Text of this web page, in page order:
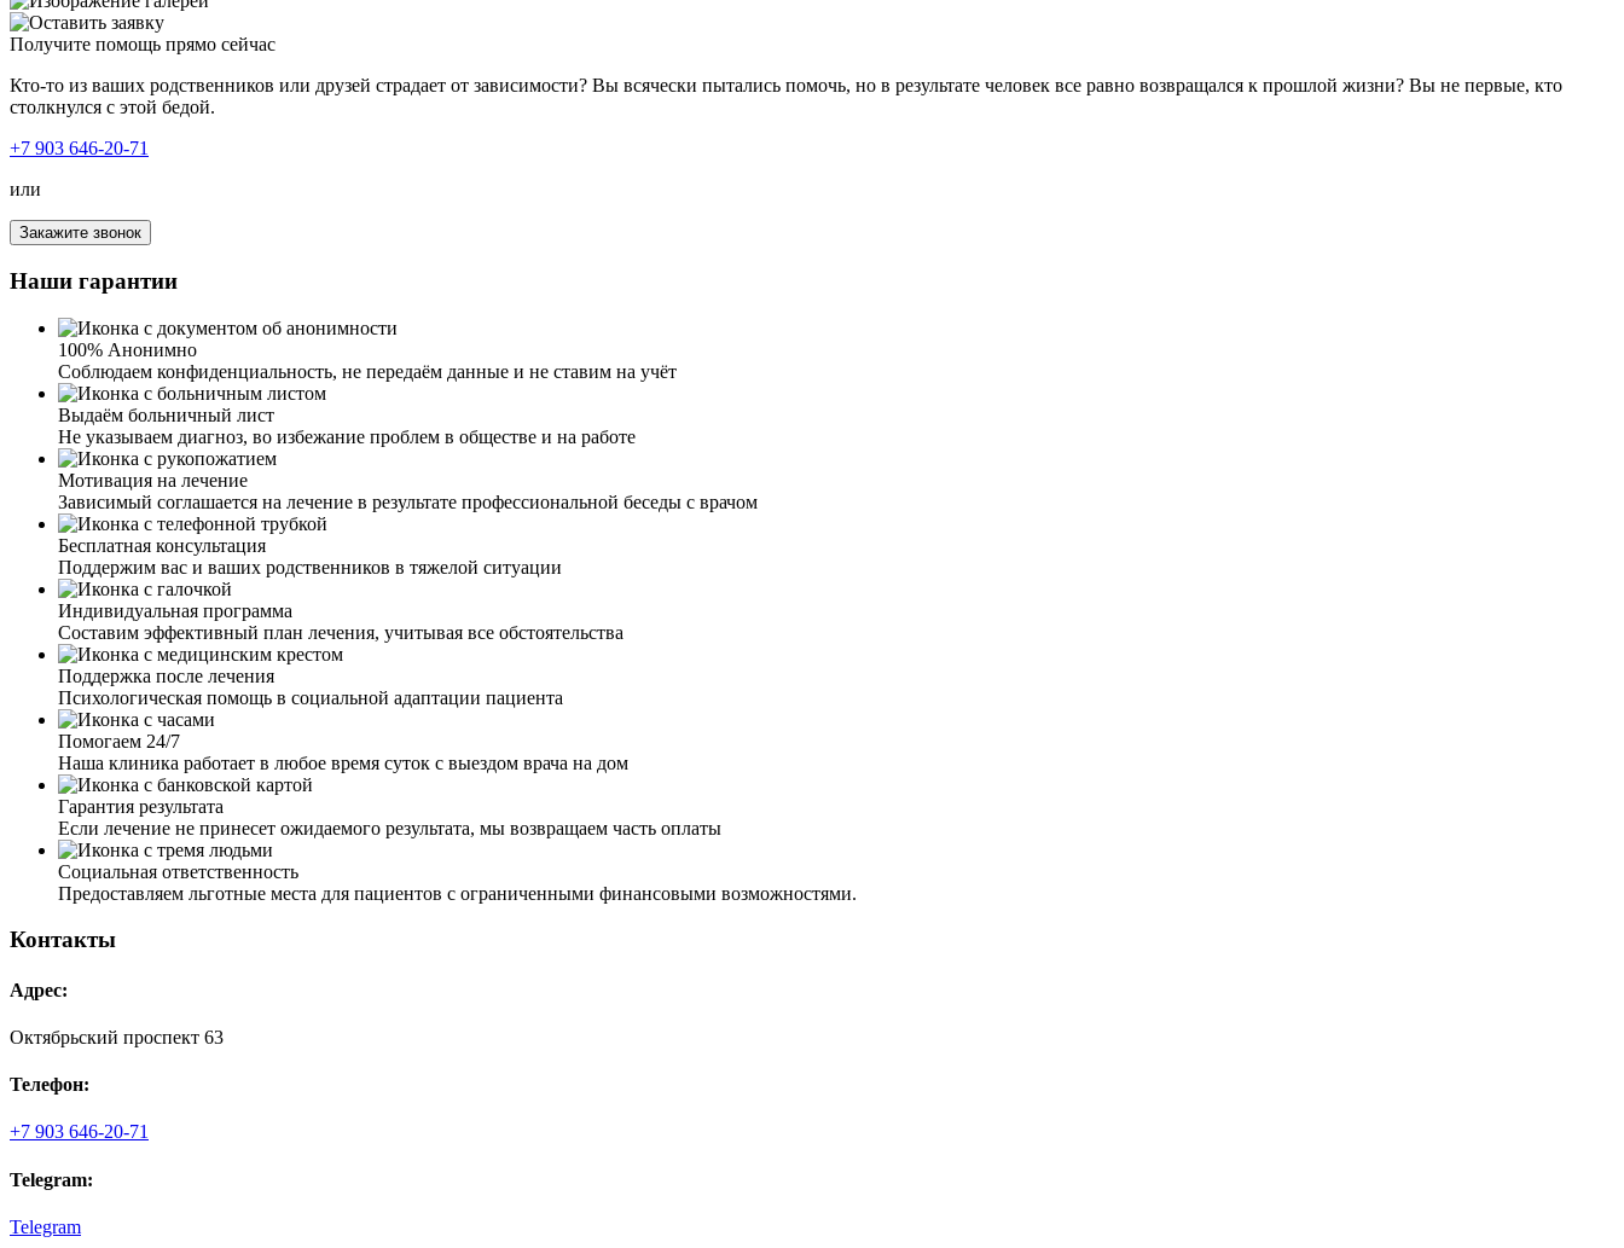
Получите помощь прямо сейчас
Кто-то из ваших родственников или друзей страдает от зависимости? Вы всячески пытались помочь, но в результате человек все равно возвращался к прошлой жизни? Вы не первые, кто
столкнулся с этой бедой.
+7 903 646-20-71
или
Закажите звонок
Наши гарантии
100% Анонимно
Соблюдаем конфиденциальность, не передаём данные и не ставим на учёт
Выдаём больничный лист
Не указываем диагноз, во избежание проблем в обществе и на работе
Мотивация на лечение
Зависимый соглашается на лечение в результате профессиональной беседы с врачом
Бесплатная консультация
Поддержим вас и ваших родственников в тяжелой ситуации
Индивидуальная программа
Составим эффективный план лечения, учитывая все обстоятельства
Поддержка после лечения
Психологическая помощь в социальной адаптации пациента
Помогаем 24/7
Наша клиника работает в любое время суток с выездом врача на дом
Гарантия результата
Если лечение не принесет ожидаемого результата, мы возвращаем часть оплаты
Социальная ответственность
Предоставляем льготные места для пациентов с ограниченными финансовыми возможностями.
Контакты
Адрес:
Октябрьский проспект 63
Телефон:
+7 903 646-20-71
Telegram:
Telegram